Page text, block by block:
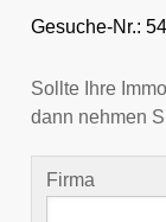
Gesuche-Nr.:
Sollte Ihre
dann nehmen
Firma